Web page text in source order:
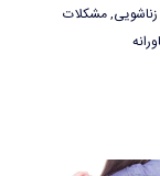
,مشکلات